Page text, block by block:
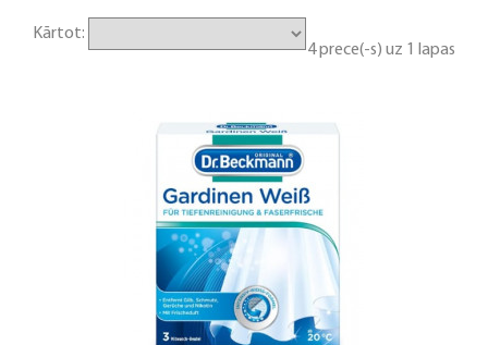
Kārtot:
4 prece(-s) uz 1 lapas